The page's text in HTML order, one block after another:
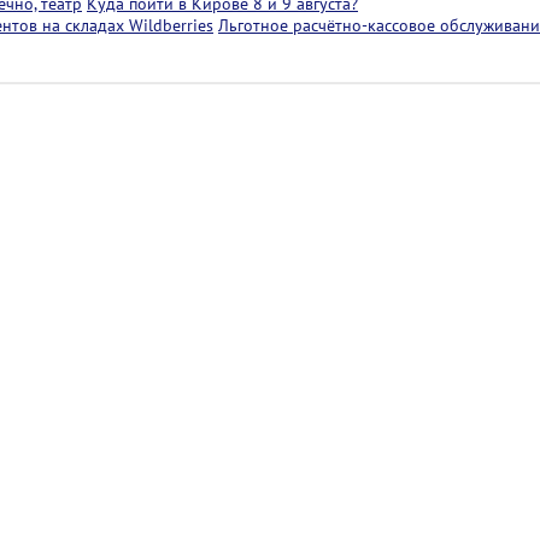
на складах Wildberries Льготное расчётно-кассовое